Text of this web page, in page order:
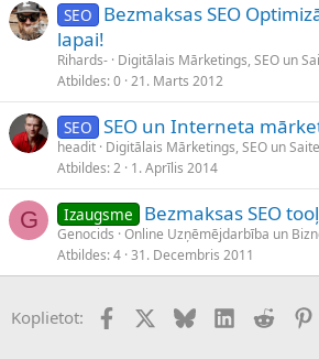
SEO
Bezmaksas SEO
lapai!
Rihards- Digitālais Mārketings, SEO un
Atbildes 0 21. Marts 2012
SEO SEO un Interneta
headit Digitālais Mārketings, SEO un
Atbildes 2 1. Aprīlis 2014
G Izaugsme Bezmaksas SEO
Genocids Online Uzņēmējdarbība un
Atbildes 4 31. Decembris 2011
Koplietot: FacebookX (Twitter)
BlueskyLinkedInReddit